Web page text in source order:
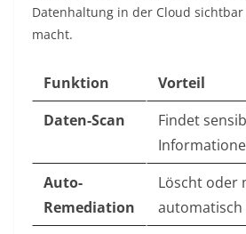
Datenhaltung in der Cloud
macht.
Funktion
Vorteil
Daten-Scan
Findet
Auto-
Remediation
Löscht oder
automatisch